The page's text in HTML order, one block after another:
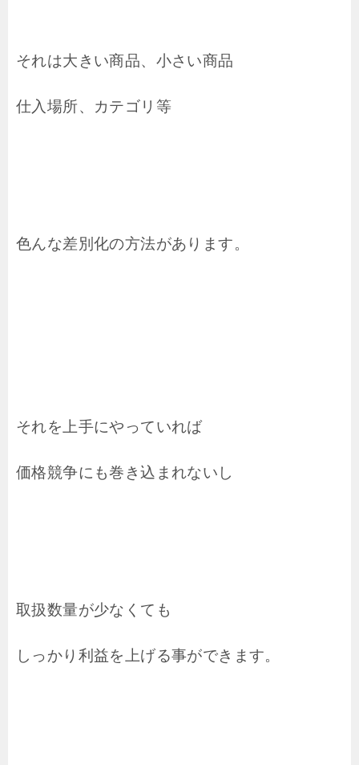
それは大きい商品、小さい商品
仕入場所、カテゴリ等
色んな差別化の方法があります。
それを上手にやっていれば
価格競争にも巻き込まれないし
取扱数量が少なくても
しっかり利益を上げる事ができます。